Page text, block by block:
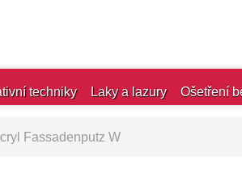
techniky Laky a lazury Ošetření
Fassadenputz W